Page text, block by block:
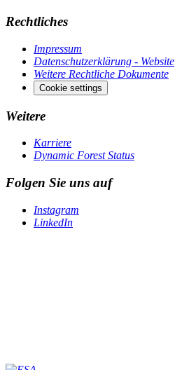
Rechtliches
Impressum
Datenschutzerklärung - Website
Weitere Rechtliche Dokumente
Cookie settings
Weitere
Karriere
Dynamic Forest Status
Folgen Sie uns auf
Instagram
LinkedIn